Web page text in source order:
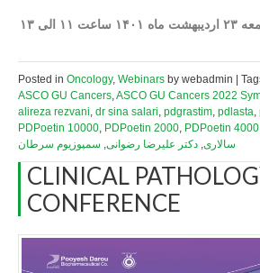
ماه ۱۴۰۱ ساعت ۱۱ الی ۱۳
Posted in Oncology, Webinars by webadmin |
ASCO GU Cancers,ASCO GU Cancers 2022
alireza rezvani, dr sina salari, pdgrastim, pdlasta,
PDPoetin 10000, PDPoetin 2000, PDPoetin 4000
سالاری, دکتر علیرضا رضوانی, سمپوزیوم سرطان
CLINICAL
CONFERENCE